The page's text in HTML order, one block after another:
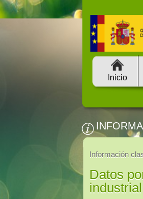
Inicio
Información
Datos
industrial